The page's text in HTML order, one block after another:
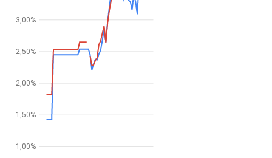
1,00%
1,50%
2,00%
2,50%
3,00%